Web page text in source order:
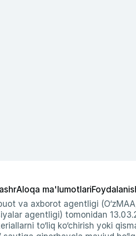
Aloqa ma'lumotlari
va axborot agentligi
agentligi) tomonidan
to‘liq ko‘chirish yoki